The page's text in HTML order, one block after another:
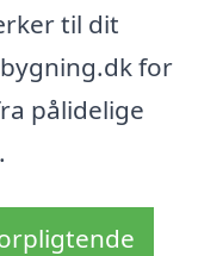
til dit
for
pålidelige